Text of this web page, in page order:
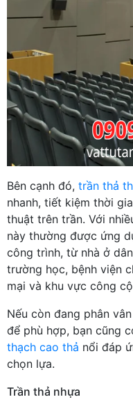
Bên cạnh đó, trần thả
nhanh, tiết kiệm thời
thuật trên trần. Với
này thường được ứng
công trình, từ nhà ở
trường học, bệnh viện
mại và khu vực công
Nếu còn đang phân
để phù hợp, bạn cũng
thạch cao thả nổi đáp
chọn lựa.
Trần thả nhựa